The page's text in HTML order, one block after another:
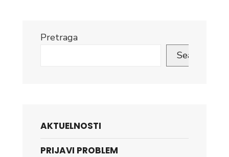
Pretraga
Search
AKTUELNOSTI
PRIJAVI PROBLEM